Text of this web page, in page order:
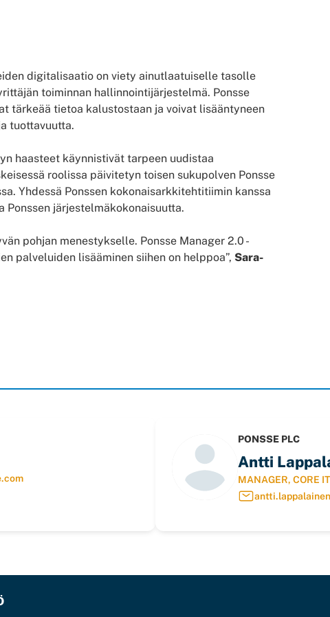
digitalisaatio on viety ainutlaatuiselle tasolle
toiminnan hallinnointijärjestelmä. Ponsse
tärkeää tietoa kalustostaan ja voivat lisääntyneen
tuottavuutta.
haasteet käynnistivät tarpeen uudistaa
roolissa päivitetyn toisen sukupolven Ponsse
Yhdessä Ponssen kokonaisarkkitehtitiimin kanssa
Ponssen järjestelmäkokonaisuutta.
pohjan menestykselle. Ponsse Manager 2.0 -
palveluiden lisääminen siihen on helppoa”, Sara-
PONSSE PLC
Antti
MANAGER, CORE IT